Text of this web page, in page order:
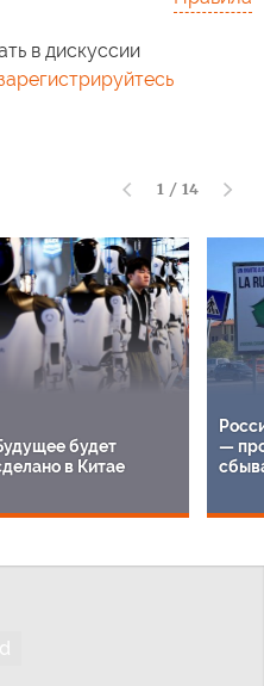
в дискуссии
1 / 14
будет
в Китае
—